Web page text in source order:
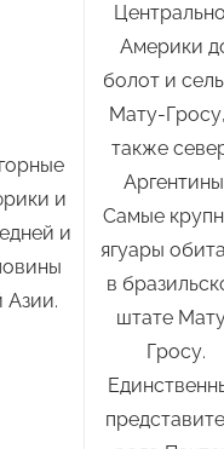
и
и
Азии.
Америки
болот и
Мату-
также
Самые
ягуары
в
штате
Гросу.